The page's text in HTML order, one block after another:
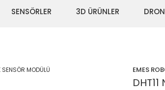
SENSÖRLER 3D ÜRÜNLER
EMES